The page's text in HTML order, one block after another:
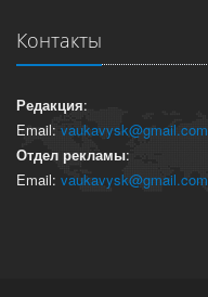
Контакты
Редакция:
Email: vaukavysk@gmail.com
Отдел рекламы:
Email: vaukavysk@gmail.com